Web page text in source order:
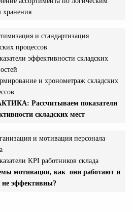
хранения
и стандартизация
процессов
эффективности складских
и хронометраж складских
Рассчитываем показатели
складских мест
и мотивация персонала
KPI работников склада
мотивации, как они работают и
не эффективны?